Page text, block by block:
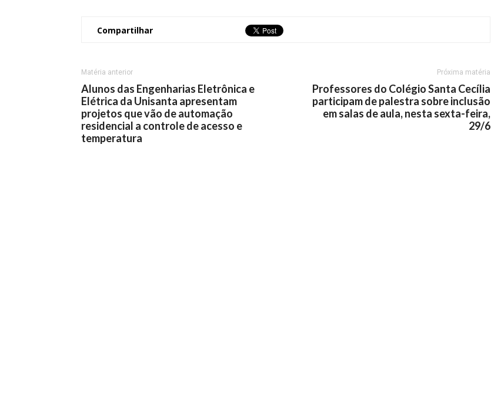
Compartilhar
Matéria anterior
Alunos das Engenharias Eletrônica e
Elétrica da Unisanta apresentam
projetos que vão de automação
residencial a controle de acesso e
temperatura
Próxima matéria
Professores do Colégio Santa Cecília
participam de palestra sobre inclusão
em salas de aula, nesta sexta-feira,
29/6